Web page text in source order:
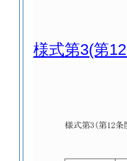
様式第3(第